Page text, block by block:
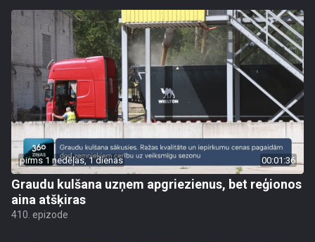
pirms 1 nedēļas, 1 dienas 00:01:36
Graudu kulšana uzņem apgriezienus, bet reģionos
aina atšķiras
410. epizode